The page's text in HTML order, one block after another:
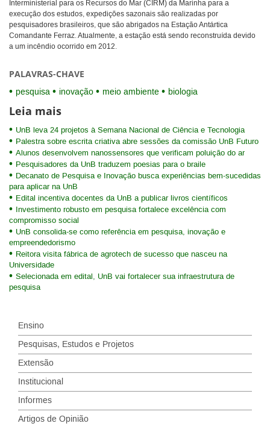
Interministerial para os Recursos do Mar (CIRM) da Marinha para a
execução dos estudos, expedições sazonais são realizadas por
pesquisadores brasileiros, que são abrigados na Estação Antártica
Comandante Ferraz. Atualmente, a estação está sendo reconstruída devido
a um incêndio ocorrido em 2012.
PALAVRAS-CHAVE
pesquisa inovação meio ambiente biologia
Leia mais
UnB leva 24 projetos à Semana Nacional de Ciência e Tecnologia
Palestra sobre escrita criativa abre sessões da comissão UnB Futuro
Alunos desenvolvem nanossensores que verificam poluição do ar
Pesquisadores da UnB traduzem poesias para o braile
Decanato de Pesquisa e Inovação busca experiências bem-sucedidas
para aplicar na UnB
Edital incentiva docentes da UnB a publicar livros científicos
Investimento robusto em pesquisa fortalece excelência com
compromisso social
UnB consolida-se como referência em pesquisa, inovação e
empreendedorismo
Reitora visita fábrica de agrotech de sucesso que nasceu na
Universidade
Selecionada em edital, UnB vai fortalecer sua infraestrutura de
pesquisa
Ensino
Pesquisas, Estudos e Projetos
Extensão
Institucional
Informes
Artigos de Opinião